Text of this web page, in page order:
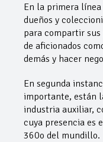
En la primera línea
dueños y
para compartir
de aficionados
demás y hacer
En segunda
importante, están
industria auxiliar,
cuya presencia es
360o del mundillo.